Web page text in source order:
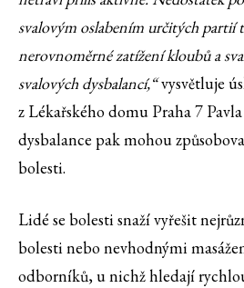
svalovým oslabením určitých partií
nerovnoměrné zatížení kloubů a
svalových dysbalancí,“vysvětluje
z Lékařského domu Praha 7
dysbalance pak mohou
bolesti.
Lidé se bolesti snaží vyřešit
bolesti nebo nevhodnými
odborníků, u nichž hledají